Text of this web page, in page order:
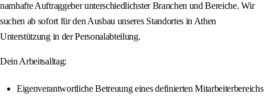
namhafte Auftraggeber unterschiedlichster Branchen und Bereiche. Wir
suchen ab sofort für den Ausbau unseres Standortes in Athen
Unterstützung in der Personalabteilung.
Dein Arbeitsalltag:
Eigenverantwortliche Betreuung eines definierten Mitarbeiterbereichs